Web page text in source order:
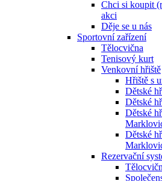
Chci si koupit
akci
Děje se u nás
Sportovní zařízení
Tělocvična
Tenisový kurt
Venkovní hřiště
Hřiště s
Dětské
Dětské
Dětské
Dětské
Rezervační